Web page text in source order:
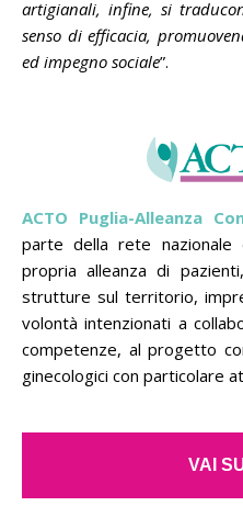
artigianali, infine, si
senso di efficacia,
ed impegno sociale”.
ACTO Puglia-Alleanza
parte della rete
propria alleanza di
strutture sul territorio,
volontà intenzionati a
competenze, al progetto
ginecologici con particolare
VAI